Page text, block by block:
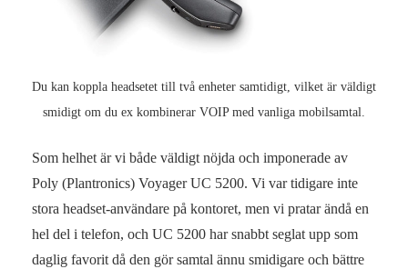
Du kan koppla headsetet till två enheter samtidigt, vilket är väldigt
smidigt om du ex kombinerar VOIP med vanliga mobilsamtal.
Som helhet är vi både väldigt nöjda och imponerade av
Poly (Plantronics) Voyager UC 5200. Vi var tidigare inte
stora headset-användare på kontoret, men vi pratar ändå en
hel del i telefon, och UC 5200 har snabbt seglat upp som
daglig favorit då den gör samtal ännu smidigare och bättre